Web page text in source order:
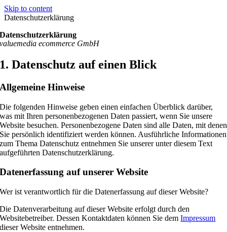
Skip to content
Datenschutzerklärung
Datenschutzerklärung
valuemedia ecommerce GmbH
1. Datenschutz auf einen Blick
Allgemeine Hinweise
Die folgenden Hinweise geben einen einfachen Überblick darüber,
was mit Ihren personenbezogenen Daten passiert, wenn Sie unsere
Website besuchen. Personenbezogene Daten sind alle Daten, mit denen
Sie persönlich identifiziert werden können. Ausführliche Informationen
zum Thema Datenschutz entnehmen Sie unserer unter diesem Text
aufgeführten Datenschutzerklärung.
Datenerfassung auf unserer Website
Wer ist verantwortlich für die Datenerfassung auf dieser Website?
Die Datenverarbeitung auf dieser Website erfolgt durch den
Websitebetreiber. Dessen Kontaktdaten können Sie demImpressum
dieser Website entnehmen.